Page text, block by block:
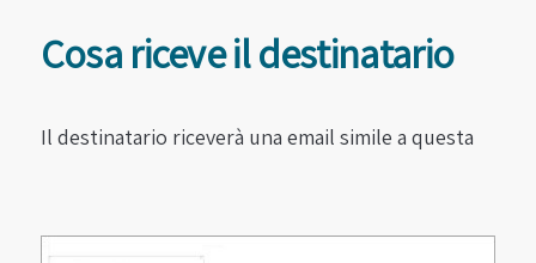
Cosa riceve il destinatario
Il destinatario riceverà una email simile a questa